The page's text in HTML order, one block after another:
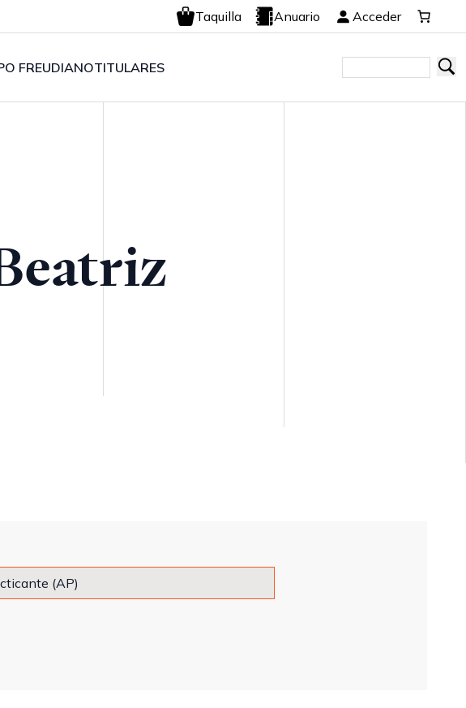
Taquilla Anuario Acceder
FREUDIANOTITULARES